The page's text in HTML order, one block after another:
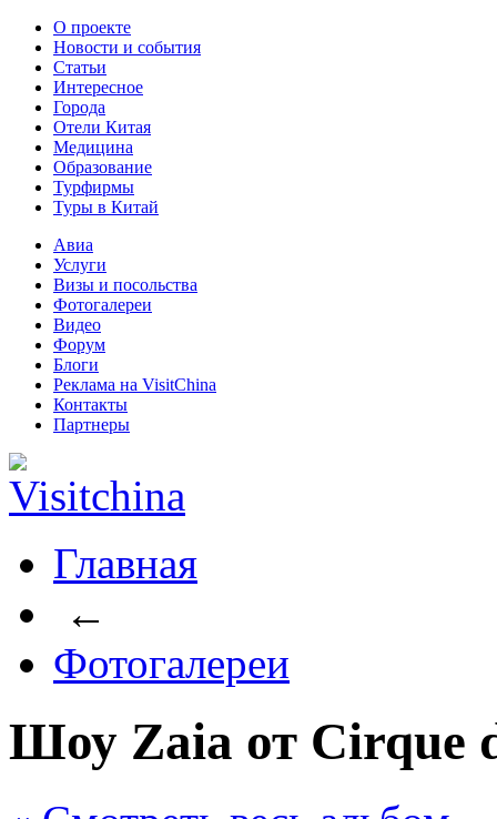
О проекте
Новости и события
Статьи
Интересное
Города
Отели Китая
Медицина
Образование
Турфирмы
Туры в Китай
Авиа
Услуги
Визы и посольства
Фотогалереи
Видео
Форум
Блоги
Реклама на VisitChina
Контакты
Партнеры
Главная
←
Фотогалереи
Шоу Zaia от Cirque